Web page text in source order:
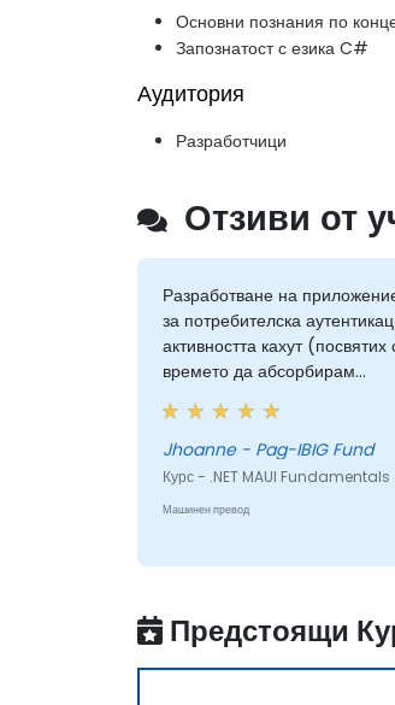
Основни познания по
Запознатост с езика C#
Аудитория
Разработчици
Отзиви от
Разработване на
за потребителска
активността кахут (посвятих
времето да абсорбирам
училищните лекции :) и е
забавно!)
Jhoanne - Pag-IBIG Fund
Курс - .NET MAUI Fundamentals
Машинен превод
Предстоящи